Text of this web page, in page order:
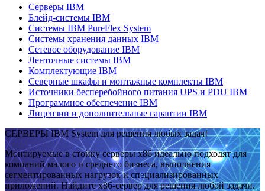
Серверы IBM
Блейд-системы IBM
Системы IBM PureFlex System
Системы хранения данных IBM
Сетевое оборудование IBM
Ленточные системы IBM
Комплектующие IBM
Северные шкафы и монтажные комплекты IBM
Источники бесперебойного питания UPS и PDU IBM
Программное обеспечение IBM
Лицензии и дополнительные гарантии IBM
СЕРВЕРЫ IBM System для решения любых задач!
Монтируемые в стойку серверы x86 идеально подходят для
компаний малого и среднего бизнеса, выполнения
сегментированных нагрузок и специализированных
приложений. Найдите x86-сервер для решения любой задачи.